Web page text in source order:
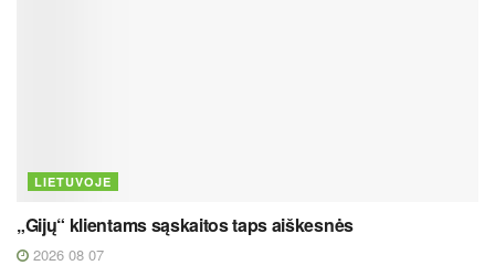
LIETUVOJE
„Gijų“ klientams sąskaitos taps aiškesnės
2026 08 07